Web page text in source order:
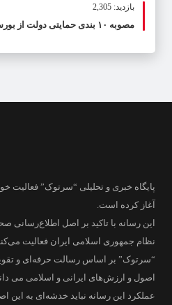
بازدید: 2,305
مصوبه ۱۰ بندی حمایتی دولت از بورس به لایحه بودجه پیوست شد
آغاز کرده است.
این رسانه با تاکید بر اصل اطلاع‌رسانی
نظام جمهوری اسلامی ایران فعالیت
“سرتوک” بر اساس رسالت حرفه‌ای و
اصول و ارزش‌های ایرانی و اسلامی می
عملکرد این رسانه نباید خدشه‌ای به این